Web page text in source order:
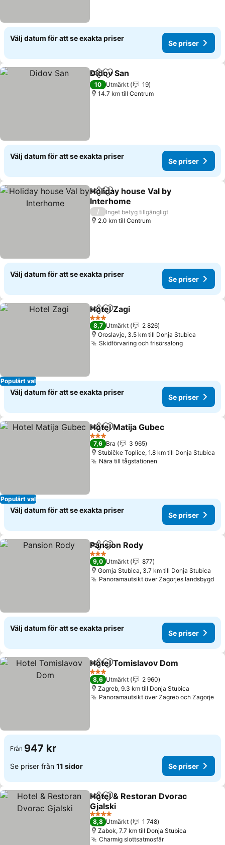
Välj datum för att se exakta priser
Se priser
Dela Lägg till i Mina Favoriter
Didov San
10 Utmärkt
19
14.7 km till Centrum
Välj datum för att se exakta priser
Se priser
Dela Lägg till i Mina Favoriter
Holiday house Val by
Interhome
Se priser
/
Inget betyg tillgängligt
2.0 km till Centrum
Välj datum för att se exakta priser
Se priser
Populärt val
Dela Lägg till i Mina Favoriter
Hotel Zagi
3 Stjärnor
8,7 Utmärkt
2 826
Oroslavje, 3.5 km till Donja Stubica
Skidförvaring och frisörsalongSe priser
Välj datum för att se exakta priser
Se priser
Populärt val
Dela Lägg till i Mina Favoriter
Hotel Matija Gubec
3 Stjärnor
7,6 Bra
3 965
Stubičke Toplice, 1.8 km till Donja Stubica
Nära till tågstationen
Välj datum för att se exakta priser
Se priser
Dela Lägg till i Mina Favoriter
Pansion Rody
3 Stjärnor
9,0 Utmärkt
877
Gornja Stubica, 3.7 km till Donja Stubica
Panoramautsikt över Zagorjes landsbygd
Välj datum för att se exakta priser
Se priser
Dela Lägg till i Mina Favoriter
Hotel Tomislavov Dom
3 Stjärnor
8,6 Utmärkt
2 960
Zagreb, 9.3 km till Donja Stubica
Panoramautsikt över Zagreb och Zagorje
Från 947 kr
Se priser från 11 sidor Se priser
Dela Lägg till i Mina Favoriter
Hotel & Restoran Dvorac
Gjalski
Se priser
4 Stjärnor
8,8 Utmärkt
1 748
Zabok, 7.7 km till Donja Stubica
Charmig slottsatmosfärSe priser